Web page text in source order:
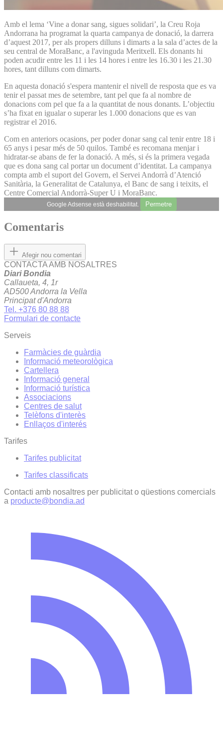
Amb el lema ‘Vine a donar sang, sigues solidari’, la Creu Roja
Andorrana ha programat la quarta campanya de donació, la darrera
d’aquest 2017, per als propers dilluns i dimarts a la sala d’actes de la
seu central de MoraBanc, a l'avinguda Meritxell. Els donants hi
poden acudir entre les 11 i les 14 hores i entre les 16.30 i les 21.30
hores, tant dilluns com dimarts.
En aquesta donació s'espera mantenir el nivell de resposta que es va
tenir el passat mes de setembre, tant pel que fa al nombre de
donacions com pel que fa a la quantitat de nous donants. L’objectiu
s’ha fixat en igualar o superar les 1.000 donacions que es van
registrar el 2016.
Com en anteriors ocasions, per poder donar sang cal tenir entre 18 i
65 anys i pesar més de 50 quilos. També es recomana menjar i
hidratar-se abans de fer la donació. A més, si és la primera vegada
que es dona sang cal portar un document d’identitat. La campanya
compta amb el suport del Govern, el Servei Andorrà d’Atenció
Sanitària, la Generalitat de Catalunya, el Banc de sang i teixits, el
Centre Comercial Andorrà-Super U i MoraBanc.
Google Adsense està deshabilitat. Permetre
Comentaris
Afegir nou comentari
CONTACTA AMB NOSALTRES
Diari Bondia
Callaueta, 4, 1r
AD500 Andorra la Vella
Principat d'Andorra
Tel. +376 80 88 88
Formulari de contacte
Serveis
Farmàcies de guàrdia
Informació meteorològica
Cartellera
Informació general
Informació turística
Associacions
Centres de salut
Telèfons d'interès
Enllaços d'interés
Tarifes
Tarifes publicitat
Tarifes classificats
Contacti amb nosaltres per publicitat o qüestions comercials
a producte@bondia.ad